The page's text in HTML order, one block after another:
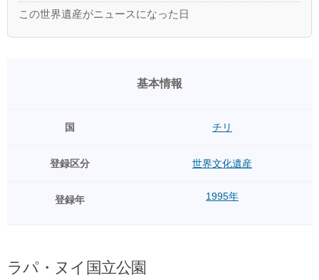
この世界遺産がニュースになった日
基本情報
国 チリ
登録区分 世界文化遺産
登録年 1995年
ラパ・ヌイ国立公園